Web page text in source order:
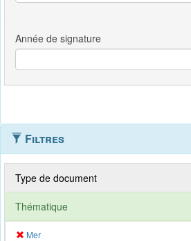
Filtres
Type de document
Thématique
Mer